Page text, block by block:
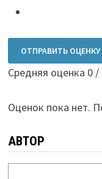
ОТПРАВИТЬ ОЦЕНКУ
Средняя оценка 0/
Оценок пока нет.
АВТОР